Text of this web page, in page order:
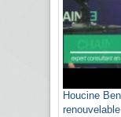
Houcine
renouvelable
Sami Agli,
algérienne